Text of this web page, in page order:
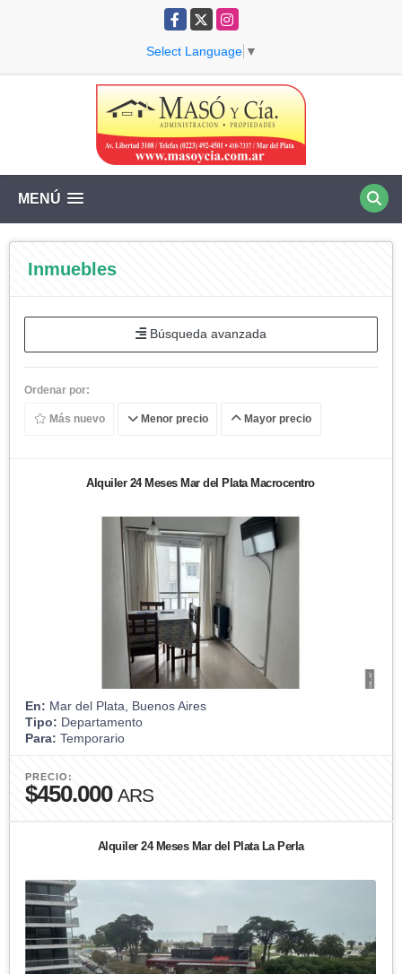
Facebook
X Instagram
Select Language ▼
MENÚ
Inmuebles
Búsqueda avanzada
Ordenar por:
Más nuevo Menor precio Mayor precio
Alquiler 24 Meses Mar del Plata Macrocentro
En: Mar del Plata, Buenos Aires
Tipo: Departamento
Para: Temporario
PRECIO:
$450.000 ARS
Alquiler 24 Meses Mar del Plata La Perla